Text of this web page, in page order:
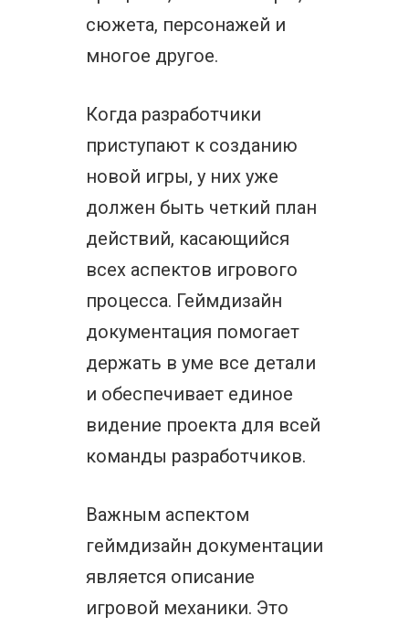
сюжета, персонажей и
многое другое.
Когда разработчики
приступают к созданию
новой игры, у них уже
должен быть четкий план
действий, касающийся
всех аспектов игрового
процесса. Геймдизайн
документация помогает
держать в уме все детали
и обеспечивает единое
видение проекта для всей
команды разработчиков.
Важным аспектом
геймдизайн документации
является описание
игровой механики. Это